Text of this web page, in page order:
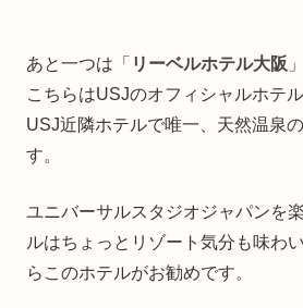
あと一つは「 リーベルホテル大阪
こちらはUSJのオフィシャルホテ
USJ近隣ホテルで唯一、天然温泉
す。
ユニバーサルスタジオジャパンを
ルはちょっとリゾート気分も味わ
らこのホテルがお勧めです。